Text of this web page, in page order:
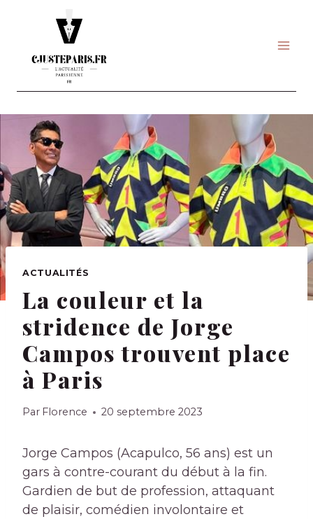
ACTUALITÉS
La couleur et la
stridence de Jorge
Campos trouvent place
à Paris
Par Florence 20 septembre 2023
Jorge Campos (Acapulco, 56 ans) est un
gars à contre-courant du début à la fin.
Gardien de but de profession, attaquant
de plaisir, comédien involontaire et